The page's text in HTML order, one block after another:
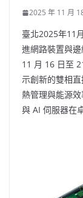
2025 年 11 月
臺北2025年11
進網路裝置與
11 月 16 日至
示創新的雙相
熱管理與能源
與 AI 伺服器在